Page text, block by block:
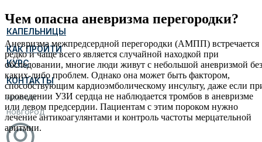
КАПЕЛЬНИЦЫ
КАК ПРОЙТИ
КУРС
КОНТАКТЫ
НИЖНИЙ
НОВГОРОД
Чем опасна аневризма перегородки?
Аневризма межпредсердной перегородки (АМПП) встречается
редко и чаще всего является случайной находкой при
обследовании, многие люди живут с небольшой аневризмой без
каких-либо проблем. Однако она может быть фактором,
способствующим кардиоэмболическому инсульту, даже если
проведении УЗИ сердца не наблюдается тромбов в аневризме
или левом предсердии. Пациентам с этим пороком нужно
лечение антикоагулянтами и контроль частоты мерцательной
аритмии.